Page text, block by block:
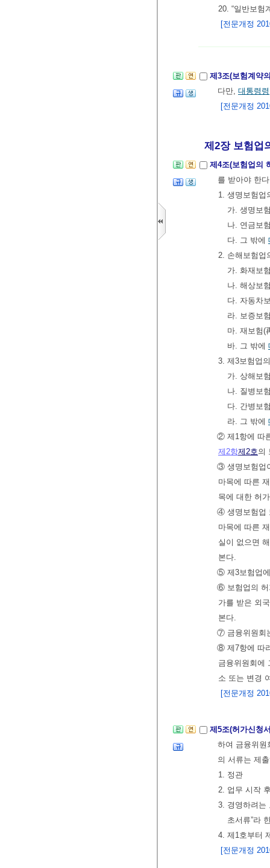
20. “일반보험
[전문개정
제3조(보험계약
다만, 대통령령
[전문개정
제2장 보험업
제4조(보험업의
를 받아야 한
1. 생명보험업
가. 생명보
나. 연금보
다. 그 밖에
2. 손해보험업
가. 화재보
나. 해상보
다. 자동차
라. 보증보
마. 재보험(
바. 그 밖에
3. 제3보험업
가. 상해보
나. 질병보
다. 간병보
라. 그 밖에
② 제1항에 따
제2항제2호의
③ 생명보험업
마목에 따른
목에 대한 허
④ 생명보험업
마목에 따른
실이 없으면
본다.
⑤ 제3보험업
⑥ 보험업의 허
가를 받은 외
본다.
⑦ 금융위원회
⑧ 제7항에 따
금융위원회에
소 또는 변경
[전문개정
제5조(허가신청
하여 금융위원
의 서류는 제
1. 정관
2. 업무 시작
3. 경영하려는
초서류”라
4. 제1호부터
[전문개정